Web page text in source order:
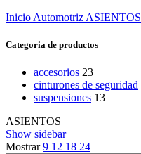
Inicio Automotriz ASIENTOS
Categoria de productos
accesorios 23
cinturones de seguridad
suspensiones 13
ASIENTOS
Show sidebar
Mostrar9 12 18 24